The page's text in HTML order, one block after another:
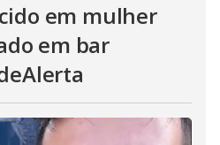
em mulher
em bar